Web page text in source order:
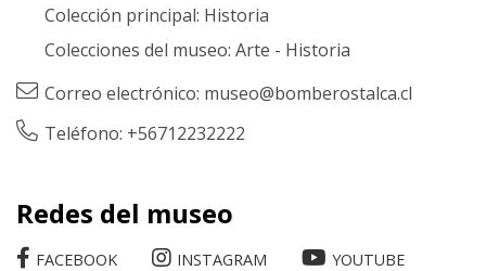
Colección principal: Historia
Colecciones del museo: Arte - Historia
Correo electrónico: museo@bomberostalca.cl
Teléfono: +56712232222
Redes del museo
FACEBOOK INSTAGRAM
YOUTUBE